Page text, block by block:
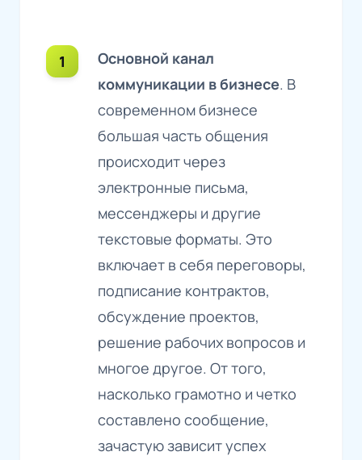
Основной канал
коммуникации в бизнесе. В
современном бизнесе
большая часть общения
происходит через
электронные письма,
мессенджеры и другие
текстовые форматы. Это
включает в себя переговоры,
подписание контрактов,
обсуждение проектов,
решение рабочих вопросов и
многое другое. От того,
насколько грамотно и четко
составлено сообщение,
зачастую зависит успех